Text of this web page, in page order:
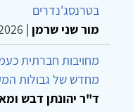
בטרנסג'נדרים
מור שני שרמן |
מחויבות חברתית
מחדש של גבולות
ד"ר יהונתן דבש